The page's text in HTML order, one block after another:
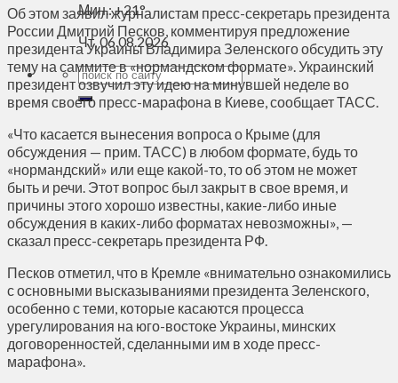
Мин.:+21°
Чт, 06.08.2026
Об этом заявил журналистам пресс-секретарь президента
России Дмитрий Песков, комментируя предложение
президента Украины Владимира Зеленского обсудить эту
тему на саммите в «нормандском формате». Украинский
президент озвучил эту идею на минувшей неделе во
время своего пресс-марафона в Киеве, сообщает ТАСС.
«Что касается вынесения вопроса о Крыме (для
обсуждения — прим. ТАСС) в любом формате, будь то
«нормандский» или еще какой-то, то об этом не может
быть и речи. Этот вопрос был закрыт в свое время, и
причины этого хорошо известны, какие-либо иные
обсуждения в каких-либо форматах невозможны», —
сказал пресс-секретарь президента РФ.
Песков отметил, что в Кремле «внимательно ознакомились
с основными высказываниями президента Зеленского,
особенно с теми, которые касаются процесса
урегулирования на юго-востоке Украины, минских
договоренностей, сделанными им в ходе пресс-
марафона».